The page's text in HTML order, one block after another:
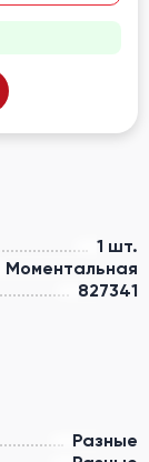
1 шт.
Моментальная
827341
Разные